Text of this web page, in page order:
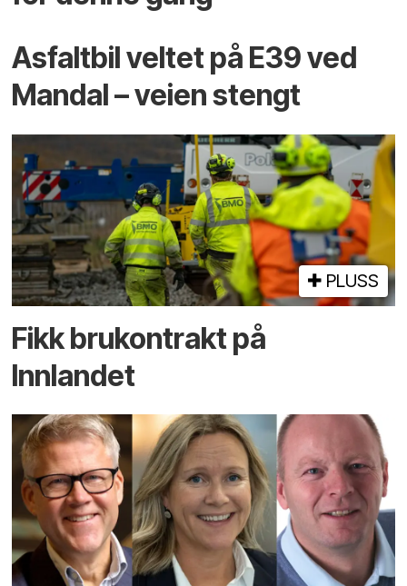
Asfaltbil veltet på E39 ved
Mandal – veien stengt
PLUSS
Fikk brukontrakt på
Innlandet